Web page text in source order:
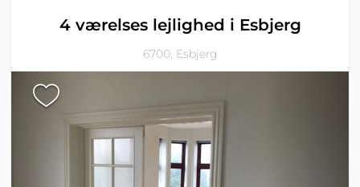
4 værelses lejlighed i Esbjerg
6700, Esbjerg